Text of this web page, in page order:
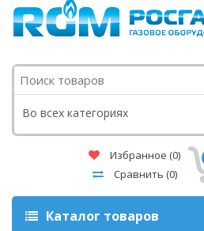
Поиск
Во всех категориях
Избранное (0)
Сравнить (0)
Каталог товаров